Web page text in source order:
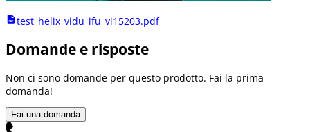
test_helix_vidu_ifu_vi15203.pdf
Domande e risposte
Non ci sono domande per questo prodotto. Fai la prima
domanda!
Fai una domanda